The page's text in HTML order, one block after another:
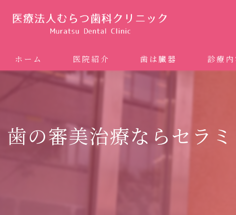
ホーム 医院紹介 歯は臓器 診療
矯正歯
ホワイト
歯の審美治療ならセラ